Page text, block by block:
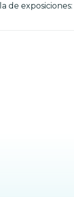
de exposiciones: